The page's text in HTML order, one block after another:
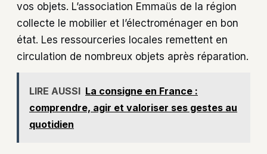
vos objets. L’association Emmaüs de la région
collecte le mobilier et l’électroménager en bon
état. Les ressourceries locales remettent en
circulation de nombreux objets après réparation.
LIRE AUSSI La consigne en France :
comprendre, agir et valoriser ses gestes au
quotidien